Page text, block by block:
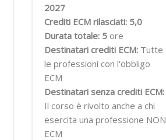
2027
Crediti ECM rilasciati: 5,0
Durata totale: 5 ore
Destinatari crediti ECM: Tutte
le professioni con l'obbligo
ECM
Destinatari senza crediti ECM:
Il corso è rivolto anche a chi
esercita una professione NON
ECM